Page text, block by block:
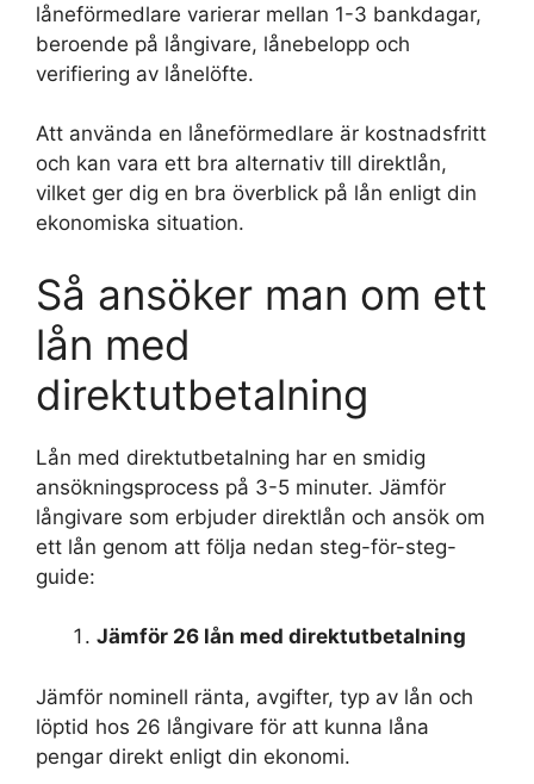
låneförmedlare varierar mellan 1-3 bankdagar,
beroende på långivare, lånebelopp och
verifiering av lånelöfte.
Att använda en låneförmedlare är kostnadsfritt
och kan vara ett bra alternativ till direktlån,
vilket ger dig en bra överblick på lån enligt din
ekonomiska situation.
Så ansöker man om ett
lån med
direktutbetalning
Lån med direktutbetalning har en smidig
ansökningsprocess på 3-5 minuter. Jämför
långivare som erbjuder direktlån och ansök om
ett lån genom att följa nedan steg-för-steg-
guide:
Jämför 26 lån med direktutbetalning
Jämför nominell ränta, avgifter, typ av lån och
löptid hos 26 långivare för att kunna låna
pengar direkt enligt din ekonomi.